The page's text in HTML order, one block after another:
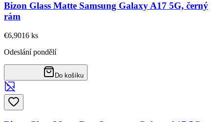
Bizon Glass Matte Samsung Galaxy A17 5G, černý
rám
€6,9016 ks
Odeslání pondělí
Do košíku